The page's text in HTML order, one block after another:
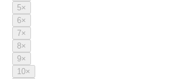
5×
6×
7×
8×
9×
10×